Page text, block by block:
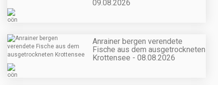
09.08.2026
Anrainer bergen verendete
Fische aus dem ausgetrockneten
Krottensee - 08.08.2026